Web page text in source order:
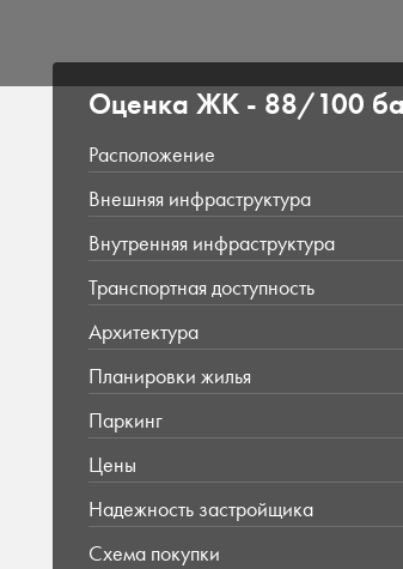
Оценка ЖК - 88/100
Расположение
Внешняя инфраструктура
Внутренняя инфраструктура
Транспортная доступность
Архитектура
Планировки жилья
Паркинг
Цены
Надежность застройщика
Схема покупки